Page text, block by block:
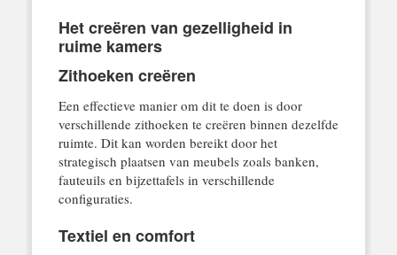
Het creëren van gezelligheid in
ruime kamers
Zithoeken creëren
Een effectieve manier om dit te doen is door
verschillende zithoeken te creëren binnen dezelfde
ruimte. Dit kan worden bereikt door het
strategisch plaatsen van meubels zoals banken,
fauteuils en bijzettafels in verschillende
configuraties.
Textiel en comfort